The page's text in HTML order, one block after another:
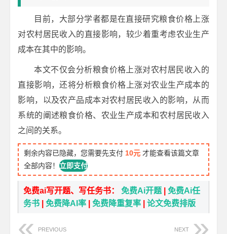
目前，大部分学者都是在直接研究粮食价格上涨
对农村居民收入的直接影响，较少着重考虑农业生产
成本在其中的影响。
本文不仅会分析粮食价格上涨对农村居民收入的
直接影响，还将分析粮食价格上涨对农业生产成本的
影响，以及农产品成本对农村居民收入的影响，从而
系统的阐述粮食价格、农业生产成本和农村居民收入
之间的关系。
剩余内容已隐藏，您需要先支付 10元 才能查看该篇文章
全部内容！立即支付
免费ai写开题、写任务书：免费Ai开题 |免费Ai任
务书 |免费降AI率 |免费降重复率 |论文免费排版
PREVIOUS NEXT